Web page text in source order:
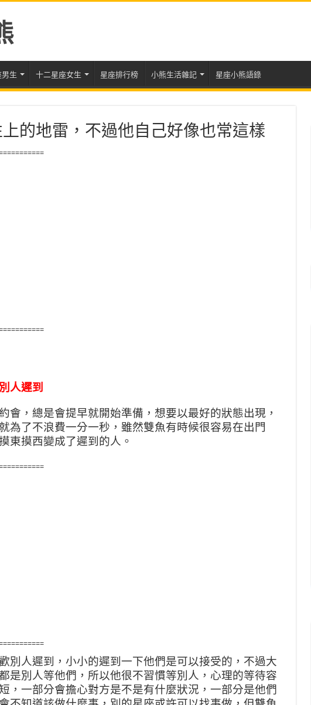
生 十二星座女生 星座排行榜 小熊生活雜記 星座小熊語錄
的地雷，不過他自己好像也常這樣
人遲到
會，總是會提早就開始準備，想要以最好的狀態出現，
為了不浪費一分一秒，雖然雙魚有時候很容易在出門
東摸西變成了遲到的人。
別人遲到，小小的遲到一下他們是可以接受的，不過大
是別人等他們，所以他很不習慣等別人，心理的等待容
，一部分會擔心對方是不是有什麼狀況，一部分是他們